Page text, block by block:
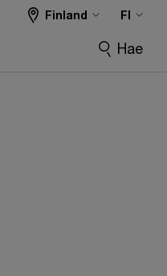
Finland FI
Hae